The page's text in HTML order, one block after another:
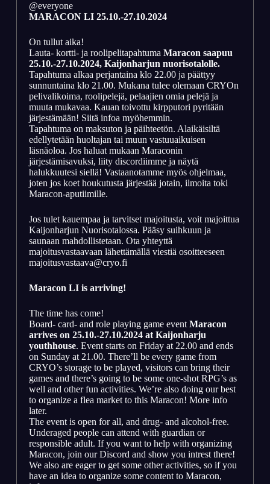
@everyone
MARACON LI 25.10.-27.10.2024
On tullut aika!
Lauta- kortti- ja roolipelitapahtuma Maracon saapuu
25.10.-27.10.2024, Kaijonharjun nuorisotalolle.
Tapahtuma alkaa perjantaina klo 22.00 ja päättyy
sunnuntaina klo 21.00. Mukana tulee olemaan CRYOn
pelivalikoima, roolipelejä, pelaajien omia pelejä ja
muuta mukavaa. Kauan toivottu kirpputori pyritään
järjestämään! Siitä infoa myöhemmin.
Tapahtuma on maksuton ja päihteetön. Alaikäisiltä
edellytetään huoltajan tai muun vastuuaikuisen
läsnäoloa. Jos haluat mukaan Maraconin
järjestämisavuksi, liity discordiimme ja näytä
halukkuutesi siellä! Vastaanotamme myös ohjelmaa,
joten jos koet houkutusta järjestää jotain, ilmoita toki
Maracon-aputiimille.
Jos tulet kauempaa ja tarvitset majoitusta, voit majoittua
Kaijonharjun Nuorisotalossa. Pääsy suihkuun ja
saunaan mahdollistetaan. Ota yhteyttä
majoitusvastaavaan lähettämällä viestiä osoitteeseen
majoitusvastaava@cryo.fi
Maracon LI is arriving!
The time has come!
Board- card- and role playing game event Maracon
arrives on 25.10.-27.10.2024 at Kaijonharju
youthhouse. Event starts on Friday at 22.00 and ends
on Sunday at 21.00. There’ll be every game from
CRYO’s storage to be played, visitors can bring their
games and there’s going to be some one-shot RPG’s as
well and other fun activities. We’re also doing our best
to organize a flea market to this Maracon! More info
later.
The event is open for all, and drug- and alcohol-free.
Underaged people can attend with guardian or
responsible adult. If you want to help with organizing
Maracon, join our Discord and show you intrest there!
We also are eager to get some other activities, so if you
have an idea to organize some content to Maracon,